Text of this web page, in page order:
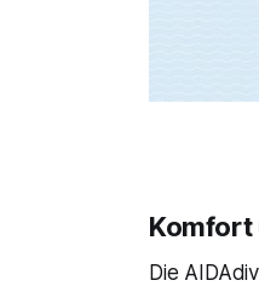
Komfort
Die